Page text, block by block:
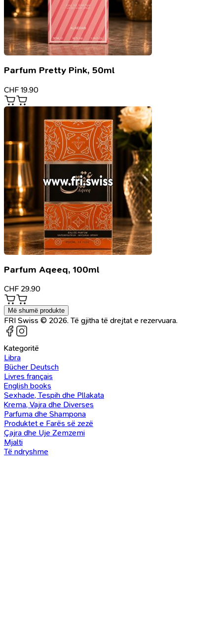
Parfum Pretty Pink, 50ml
CHF 19.90
Parfum Aqeeq, 100ml
CHF 29.90
Më shumë produkte
FRI Swiss © 2026. Të gjitha të drejtat e rezervuara.
Kategoritë
Libra
Bücher Deutsch
Livres français
English books
Sexhade, Tespih dhe Pllakata
Krema, Vajra dhe Diverses
Parfuma dhe Shampona
Produktet e Farës së zezë
Çajra dhe Uje Zemzemi
Mjalti
Të ndryshme